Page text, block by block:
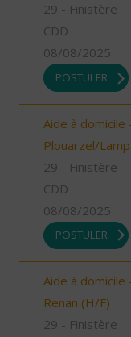
29 - Finistère
CDD
08/08/2025
POSTULER
Aide à
Plouarzel/
29 - Finistère
CDD
08/08/2025
POSTULER
Aide à
Renan (H/F)
29 - Finistère